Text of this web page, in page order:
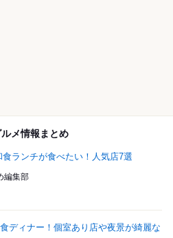
メ情報まとめ
ランチが食べたい！人気店7選
編集部
ディナー！個室あり店や夜景が綺麗な